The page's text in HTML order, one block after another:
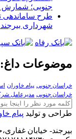
جنوبی؛ شمارش
طرح ساماندهی
شهرداری
موضوعات داغ:
خراسان جنوبی پیام خاوران
خراسان جنوبی مدیرعامل
طراحی و تولید پیام